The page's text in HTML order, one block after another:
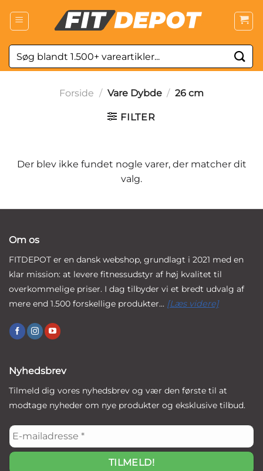
Søg
efter:
Forside / Vare Dybde / 26 cm
FILTER
Der blev ikke fundet nogle varer, der matcher dit
valg.
Om os
FITDEPOT er en dansk webshop, grundlagt i 2021 med en
klar mission: at levere fitnessudstyr af høj kvalitet til
overkommelige priser. I dag tilbyder vi et bredt udvalg af
mere end 1.500 forskellige produkter... [Læs videre]
Nyhedsbrev
Tilmeld dig vores nyhedsbrev og vær den første til at
modtage nyheder om nye produkter og eksklusive tilbud.
E-
mailadresse
*